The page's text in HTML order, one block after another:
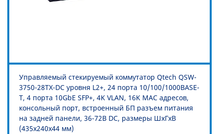
Управляемый стекируемый коммутатор Qtech QSW-
3750-28TX-DC уровня L2+, 24 порта 10/100/1000BASE-
T, 4 порта 10GbE SFP+, 4K VLAN, 16K MAC адресов,
консольный порт, встроенный БП разъем питания
на задней панели, 36-72В DC, размеры ШхГхВ
(435x240x44 мм)